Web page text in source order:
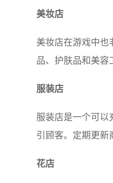
美妆店
美妆店在游戏中也
品、护肤品和美容
服装店
服装店是一个可以
引顾客。定期更新
花店